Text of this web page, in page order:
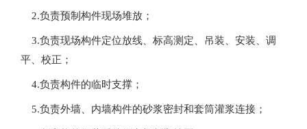
2.负责预制构件现场堆放；
3.负责现场构件定位放线、标高测定、吊装、安装、调
平、校正；
4.负责构件的临时支撑；
5.负责外墙、内墙构件的砂浆密封和套筒灌浆连接；